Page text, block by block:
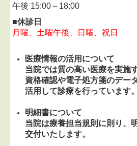
午後 15:00～18:00
■休診日
月曜、土曜午後、日曜、祝日
医療情報の活用について
当院では質の高い医療を実施
資格確認や電子処方箋のデー
活用して診療を行っています。
明細書について
当院は療養担当規則に則り、
交付いたします。